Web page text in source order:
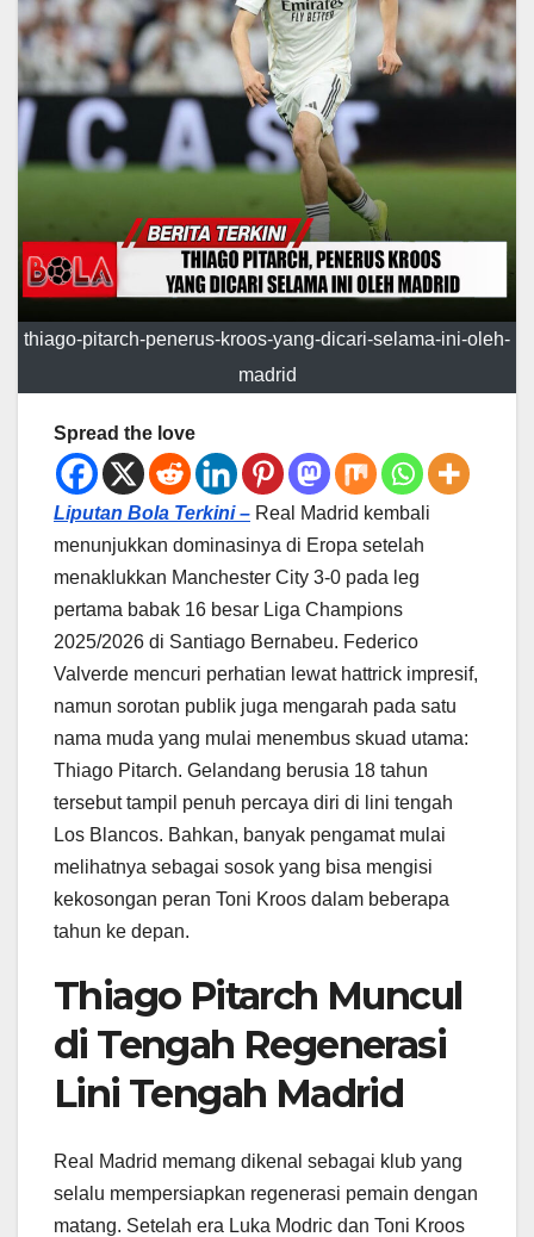
thiago-pitarch-penerus-kroos-yang-dicari-selama-ini-oleh-
madrid
Spread the love
Liputan Bola Terkini – Real Madrid kembali
menunjukkan dominasinya di Eropa setelah
menaklukkan Manchester City 3-0 pada leg
pertama babak 16 besar Liga Champions
2025/2026 di Santiago Bernabeu. Federico
Valverde mencuri perhatian lewat hattrick impresif,
namun sorotan publik juga mengarah pada satu
nama muda yang mulai menembus skuad utama:
Thiago Pitarch. Gelandang berusia 18 tahun
tersebut tampil penuh percaya diri di lini tengah
Los Blancos. Bahkan, banyak pengamat mulai
melihatnya sebagai sosok yang bisa mengisi
kekosongan peran Toni Kroos dalam beberapa
tahun ke depan.
Thiago Pitarch Muncul
di Tengah Regenerasi
Lini Tengah Madrid
Real Madrid memang dikenal sebagai klub yang
selalu mempersiapkan regenerasi pemain dengan
matang. Setelah era Luka Modric dan Toni Kroos